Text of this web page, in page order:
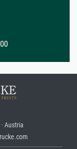
Austria